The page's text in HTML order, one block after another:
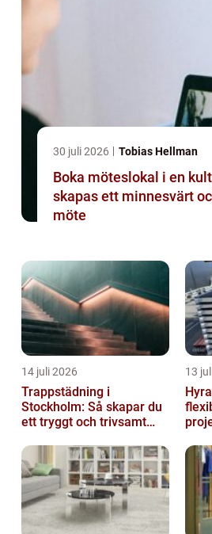
30 juli 2026 Tobias Hellman
Boka möteslokal i en
skapas ett minnesvärt
möte
14 juli 2026
Trappstädning i
Stockholm: Så skapar du
ett tryggt och trivsamt
13